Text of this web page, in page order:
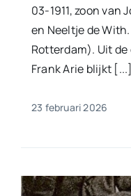
03-1911, zoon
en Neeltje de
Rotterdam). Uit
Frank Arie blijkt [...]
23 februari 2026